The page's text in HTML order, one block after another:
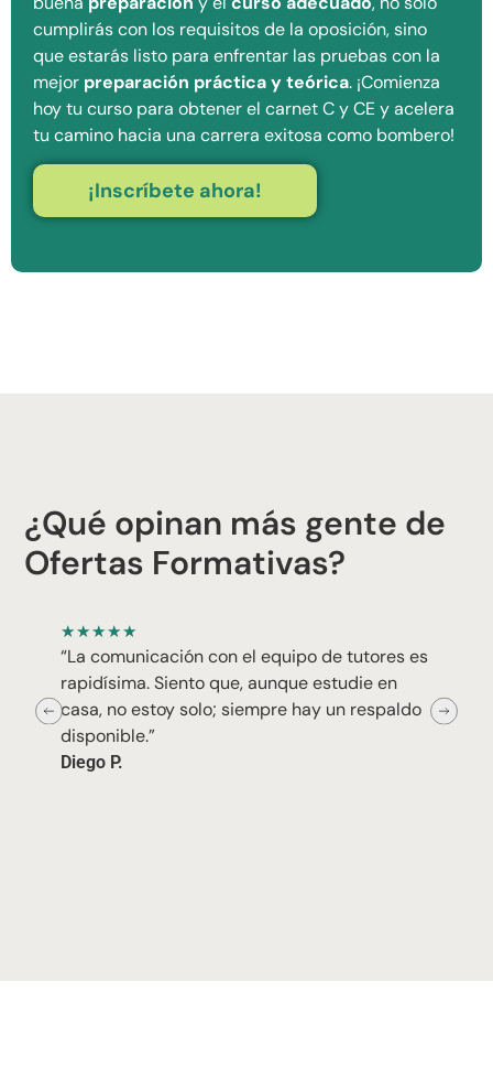
cumplirás con los requisitos de la oposición, sino
que estarás listo para enfrentar las pruebas con la
mejor preparación práctica y teórica. ¡Comienza
hoy tu curso para obtener el carnet C y CE y acelera
tu camino hacia una carrera exitosa como bombero!
¡Inscríbete ahora!
¿Qué opinan más gente de
Ofertas Formativas?
★★★★★
“La comunicación con el equipo de tutores es
rapidísima. Siento que, aunque estudie en
casa, no estoy solo; siempre hay un respaldo
disponible.”
Diego P.